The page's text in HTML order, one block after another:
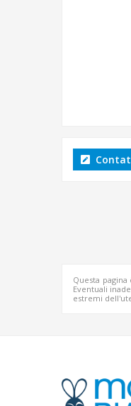
Questa
Eventuali
estremi